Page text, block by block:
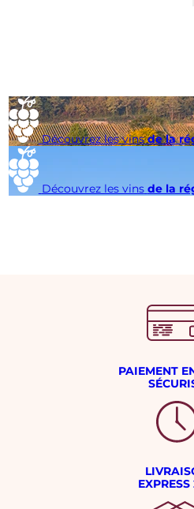
Découvrez les vins de la
Découvrez les vins de la
PAIEMENT